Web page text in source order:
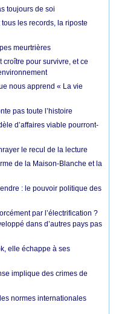
toujours de soi
les records, la riposte
meurtrières
pour survivre, et ce
nous apprend « La vie
pas toute l’histoire
d’affaires viable pourront-
le recul de la lecture
de la Maison-Blanche et la
: le pouvoir politique des
par l’électrification ?
dans d’autres pays pas
elle échappe à ses
implique des crimes de
normes internationales